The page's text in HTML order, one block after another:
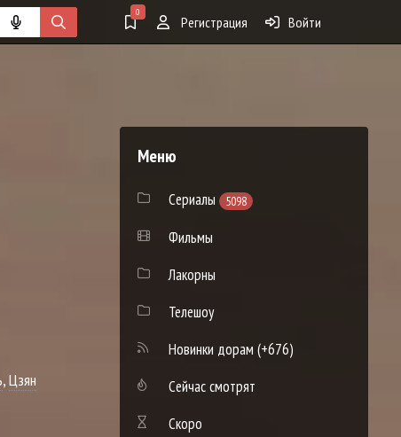
0
Регистрация Войти
,Цзян
Меню
Сериалы 5098
Фильмы
Лакорны
Телешоу
Новинки дорам (+676)
Сейчас смотрят
Скоро